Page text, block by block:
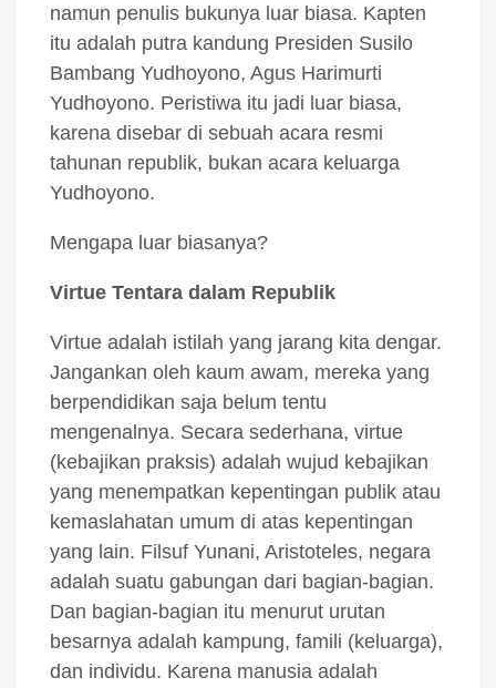
namun penulis bukunya luar biasa. Kapten
itu adalah putra kandung Presiden Susilo
Bambang Yudhoyono, Agus Harimurti
Yudhoyono. Peristiwa itu jadi luar biasa,
karena disebar di sebuah acara resmi
tahunan republik, bukan acara keluarga
Yudhoyono.
Mengapa luar biasanya?
Virtue Tentara dalam Republik
Virtue adalah istilah yang jarang kita dengar.
Jangankan oleh kaum awam, mereka yang
berpendidikan saja belum tentu
mengenalnya. Secara sederhana, virtue
(kebajikan praksis) adalah wujud kebajikan
yang menempatkan kepentingan publik atau
kemaslahatan umum di atas kepentingan
yang lain. Filsuf Yunani, Aristoteles, negara
adalah suatu gabungan dari bagian-bagian.
Dan bagian-bagian itu menurut urutan
besarnya adalah kampung, famili (keluarga),
dan individu. Karena manusia adalah